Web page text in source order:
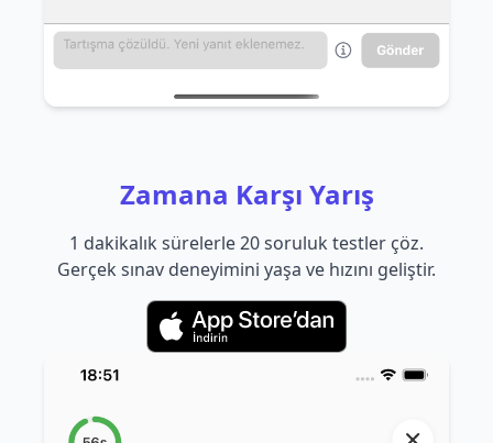
Zamana Karşı Yarış
1 dakikalık sürelerle 20 soruluk testler çöz.
Gerçek sınav deneyimini yaşa ve hızını geliştir.